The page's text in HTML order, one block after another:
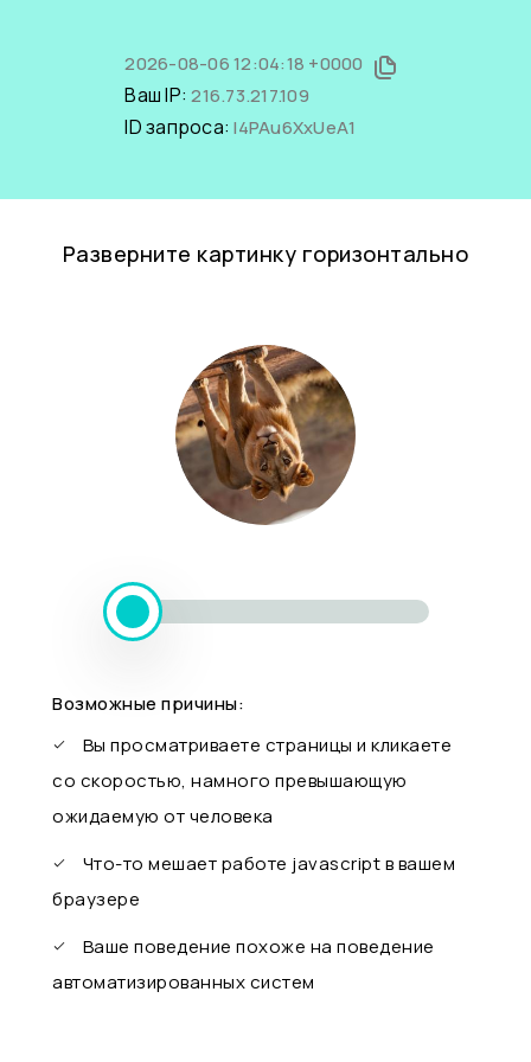
2026-08-06 12:04:18 +0000
Ваш IP:216.73.217.109
ID запроса:I4PAu6XxUeA1
Разверните картинку горизонтально
Возможные причины:
Вы просматриваете страницы и кликаете
со скоростью, намного превышающую
ожидаемую от человека
Что-то мешает работе javascript в вашем
браузере
Ваше поведение похоже на поведение
автоматизированных систем